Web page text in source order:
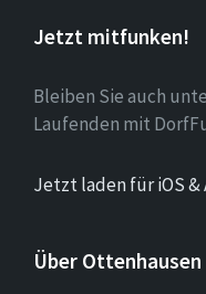
Jetzt mitfunken!
Bleiben Sie auch
Laufenden mit
Jetzt laden für iOS &
Über Ottenhausen